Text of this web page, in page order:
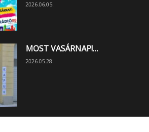
2026.06.05.
MOST VASÁRNAP!…
2026.05.28.